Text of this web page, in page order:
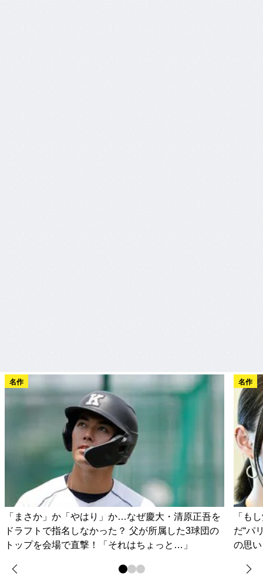
名作
「まさか」か「やはり」か…なぜ慶大・清原正吾を
ドラフトで指名しなかった？ 父が所属した3球団の
トップを会場で直撃！「それはちょっと…」
名作
「も
だ“パ
の思